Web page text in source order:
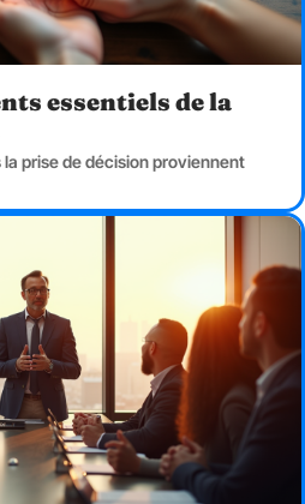
essentiels de la
prise de décision proviennent